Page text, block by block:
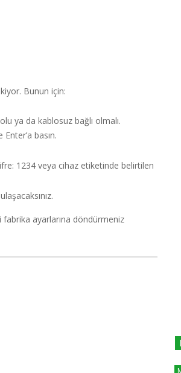
Bunun için:
ya da kablosuz bağlı olmalı.
basın.
1234 veya cihaz etiketinde belirtilen
fabrika ayarlarına döndürmeniz